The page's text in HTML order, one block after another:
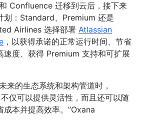
Confluence 迁移到云后，接下来
划：Standard、Premium 还是
Airlines 选择部署 Atlassian
，以获得承诺的正常运行时间、节省
速度、获得 Premium 支持和可扩展
来的生态系统和架构管道时，
仅可以提供灵活性，而且还可以随
成本并提高效率。”Oxana